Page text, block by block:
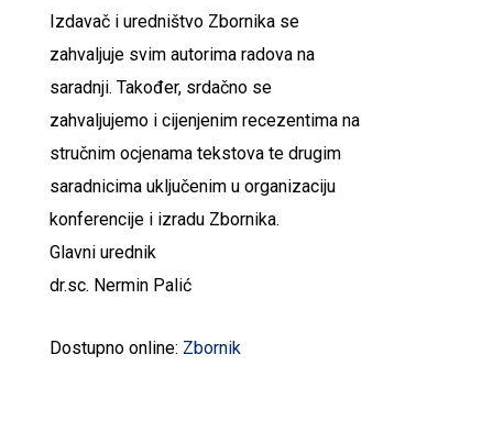
Izdavač i uredništvo Zbornika se
zahvaljuje svim autorima radova na
saradnji. Također, srdačno se
zahvaljujemo i cijenjenim recezentima na
stručnim ocjenama tekstova te drugim
saradnicima uključenim u organizaciju
konferencije i izradu Zbornika.
Glavni urednik
dr.sc. Nermin Palić
Dostupno online: Zbornik